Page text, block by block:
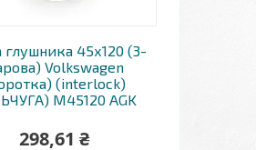
глушника 45х120 (3-
Volkswagen
(interlock)
M45120 AGK
298,61 ₴